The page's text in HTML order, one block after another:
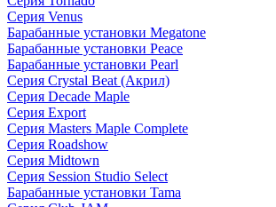
Серия Venus
Барабанные установки Megatone
Барабанные установки Peace
Барабанные установки Pearl
Серия Crystal Beat (Акрил)
Серия Decade Maple
Серия Export
Серия Masters Maple Complete
Серия Roadshow
Серия Midtown
Серия Session Studio Select
Барабанные установки Tama